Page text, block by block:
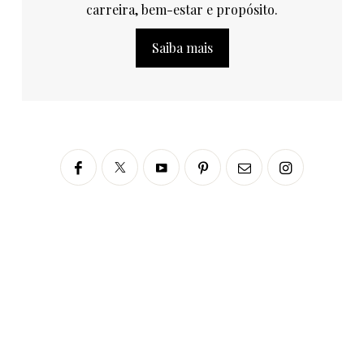
carreira, bem-estar e propósito.
Saiba mais